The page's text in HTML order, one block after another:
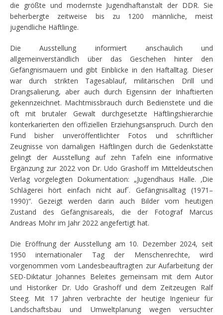
die größte und modernste Jugendhaftanstalt der DDR. Sie
beherbergte zeitweise bis zu 1200 männliche, meist
jugendliche Häftlinge.
Die Ausstellung informiert anschaulich und
allgemeinverständlich über das Geschehen hinter den
Gefängnismauern und gibt Einblicke in den Haftalltag. Dieser
war durch strikten Tagesablauf, militärischen Drill und
Drangsalierung, aber auch durch Eigensinn der Inhaftierten
gekennzeichnet. Machtmissbrauch durch Bedienstete und die
oft mit brutaler Gewalt durchgesetzte Häftlingshierarchie
konterkarierten den offiziellen Erziehungsanspruch. Durch den
Fund bisher unveröffentlichter Fotos und schriftlicher
Zeugnisse von damaligen Häftlingen durch die Gedenkstätte
gelingt der Ausstellung auf zehn Tafeln eine informative
Ergänzung zur 2022 von Dr. Udo Grashoff im Mitteldeutschen
Verlag vorgelegten Dokumentation: „Jugendhaus Halle. ‚Die
Schlägerei hört einfach nicht auf´. Gefängnisalltag (1971–
1990)“. Gezeigt werden darin auch Bilder vom heutigen
Zustand des Gefängnisareals, die der Fotograf Marcus
Andreas Mohr im Jahr 2022 angefertigt hat.
Die Eröffnung der Ausstellung am 10. Dezember 2024, seit
1950 internationaler Tag der Menschenrechte, wird
vorgenommen vom Landesbeauftragten zur Aufarbeitung der
SED-Diktatur Johannes Beleites gemeinsam mit dem Autor
und Historiker Dr. Udo Grashoff und dem Zeitzeugen Ralf
Steeg. Mit 17 Jahren verbrachte der heutige Ingenieur für
Landschaftsbau und Umweltplanung wegen versuchter